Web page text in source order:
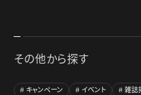
その他から探す
キャンペーン イベント 雑誌